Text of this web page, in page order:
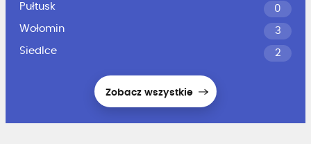
Pułtusk
0
Wołomin
3
Siedlce
2
Zobacz wszystkie